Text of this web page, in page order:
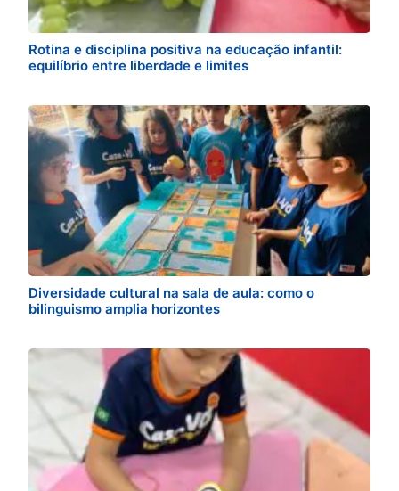
Rotina e disciplina positiva na educação infantil:
equilíbrio entre liberdade e limites
Diversidade cultural na sala de aula: como o
bilinguismo amplia horizontes